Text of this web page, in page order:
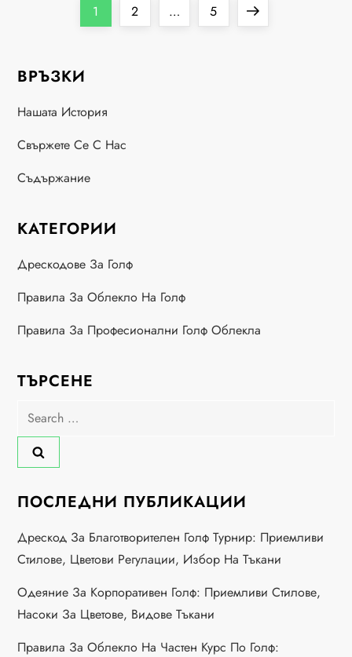
s
t
s
a
g
i
n
a
o
n
Page
1 Page
2 … Page
5
Next
ВРЪЗКИ
Нашата История
Свържете Се С Нас
Съдържание
КАТЕГОРИИ
Дрескодове За Голф
Правила За Облекло На Голф
Правила За Професионални Голф Облекла
ТЪРСЕНЕ
Search
for:
ПОСЛЕДНИ ПУБЛИКАЦИИ
Дрескод За Благотворителен Голф Турнир: Приемливи
Стилове, Цветови Регулации, Избор На Тъкани
Одеяние За Корпоративен Голф: Приемливи Стилове,
Насоки За Цветове, Видове Тъкани
Правила За Облекло На Частен Курс По Голф: